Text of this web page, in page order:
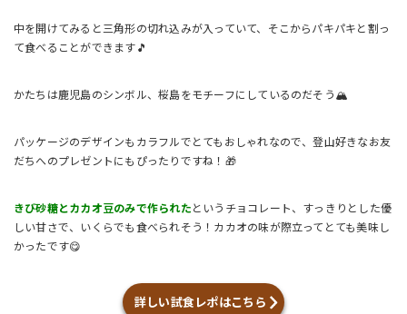
中を開けてみると三角形の切れ込みが入っていて、そこからパキパキと割っ
て食べることができます🎵
かたちは鹿児島のシンボル、桜島をモチーフにしているのだそう🏔️
パッケージのデザインもカラフルでとてもおしゃれなので、登山好きなお友
だちへのプレゼントにもぴったりですね！🎁
きび砂糖とカカオ豆のみで作られたというチョコレート、すっきりとした優
しい甘さで、いくらでも食べられそう！カカオの味が際立ってとても美味し
かったです😋
詳しい試食レポはこちら